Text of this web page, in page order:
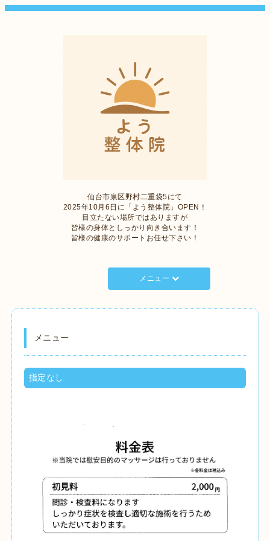
仙台市泉区野村二重袋5にて
2025年10月6日に「よう整体院」OPEN！
目立たない場所ではありますが
皆様の身体としっかり向き合います！
皆様の健康のサポートお任せ下さい！
メニュー
メニュー
指定なし